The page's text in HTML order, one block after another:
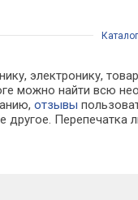
Каталог
электронику,
можно найти
отзывы
другое. Перепечатка